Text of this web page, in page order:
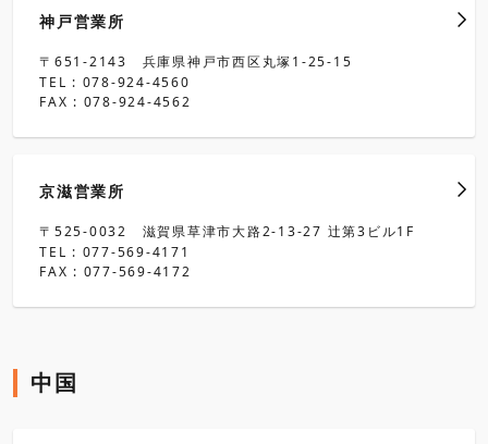
神戸営業所
〒651-2143 兵庫県神戸市西区丸塚1-25-15
TEL : 078-924-4560
FAX : 078-924-4562
京滋営業所
〒525-0032 滋賀県草津市大路2-13-27 辻第3ビル1F
TEL : 077-569-4171
FAX : 077-569-4172
中国